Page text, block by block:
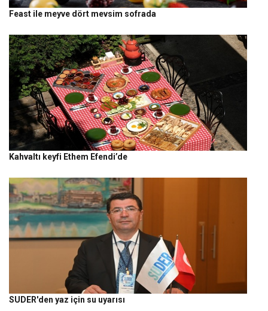
Feast ile meyve dört mevsim sofrada
Kahvaltı keyfi Ethem Efendi’de
SUDER'den yaz için su uyarısı